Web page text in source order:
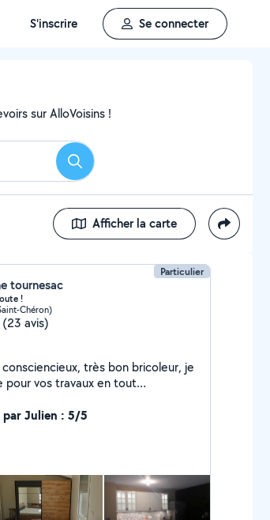
S'inscrire Se connecter
sur AlloVoisins !
Rechercher
Afficher la carte
Particulier
tournesac
!
Chéron)
(23 avis)
pour vos travaux en tout
dans le soutien
par Julien : 5/5